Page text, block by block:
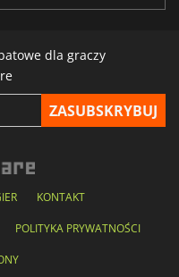
dla graczy
KONTAKT
POLITYKA PRYWATNOŚCI